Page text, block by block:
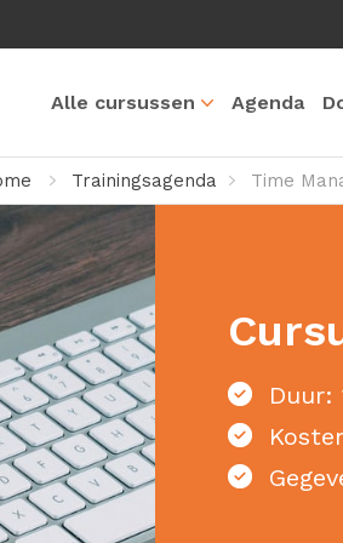
Alle cursussen Agenda
Trainingsagenda Time